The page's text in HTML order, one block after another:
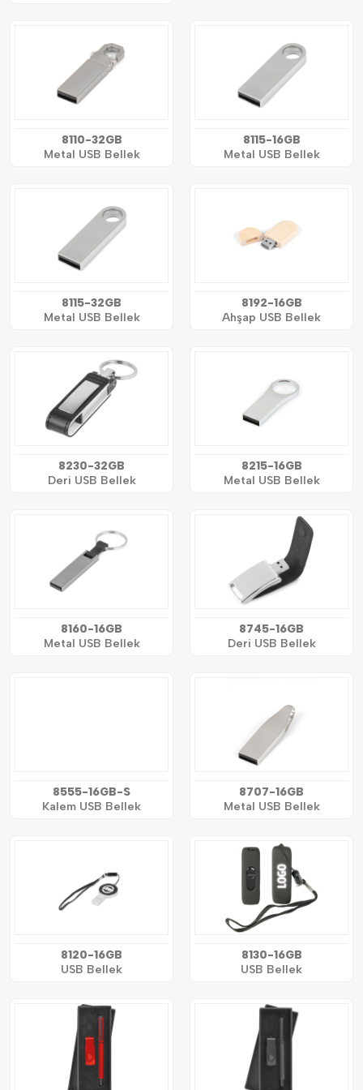
8110-32GB
Metal USB Bellek
8115-16GB
Metal USB Bellek
8115-32GB
Metal USB Bellek
8192-16GB
Ahşap USB Bellek
8230-32GB
Deri USB Bellek
8215-16GB
Metal USB Bellek
8160-16GB
Metal USB Bellek
8745-16GB
Deri USB Bellek
8555-16GB-S
Kalem USB Bellek
8707-16GB
Metal USB Bellek
8120-16GB
USB Bellek
8130-16GB
USB Bellek